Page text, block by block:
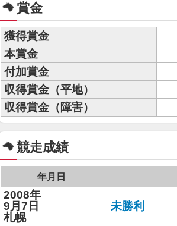
賞金
獲得賞金
本賞金
付加賞金
収得賞金（平地）
収得賞金（障害）
競走成績
年月日
2008年
9月7日
札幌
未勝利